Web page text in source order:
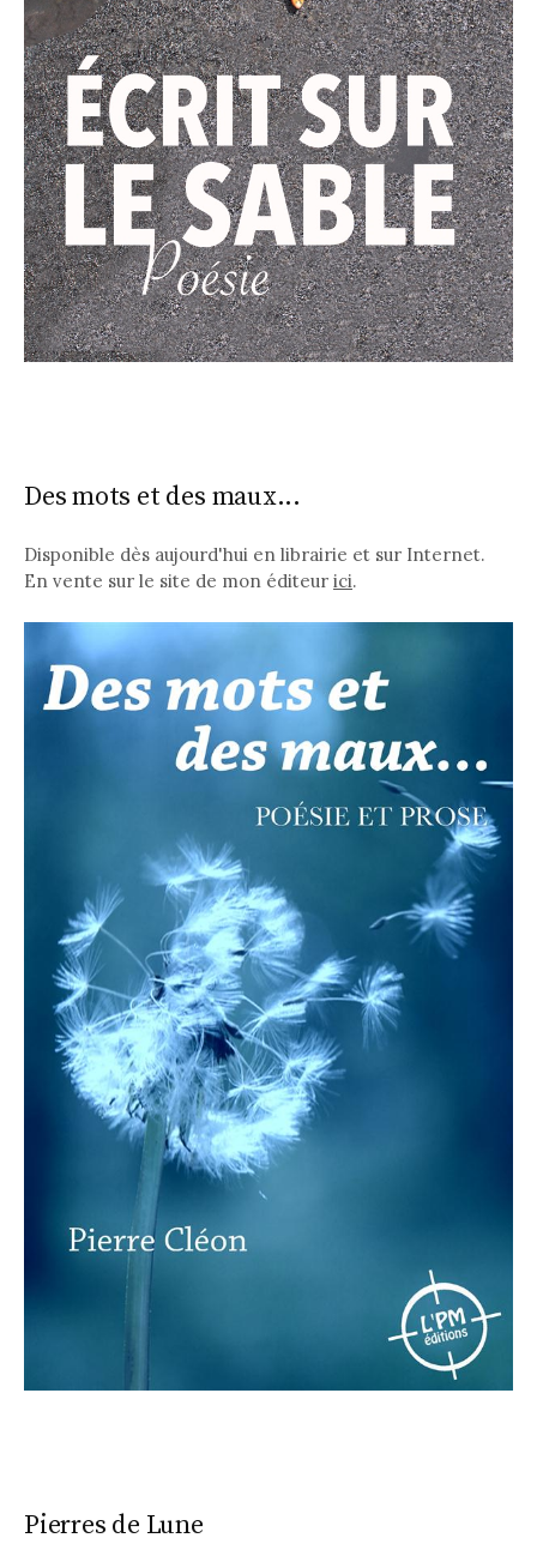
Des mots et des maux...
Disponible dès aujourd'hui en librairie et sur Internet.
En vente sur le site de mon éditeur ici.
Pierres de Lune